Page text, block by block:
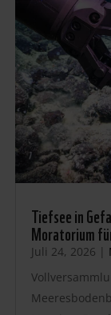
Tiefsee in
Moratorium
Juli 24, 2026 |